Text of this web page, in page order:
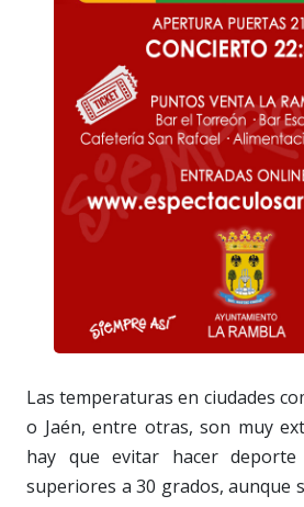
Las temperaturas en ciudades
o Jaén, entre otras, son muy
hay que evitar hacer deporte
superiores a 30 grados, aunque